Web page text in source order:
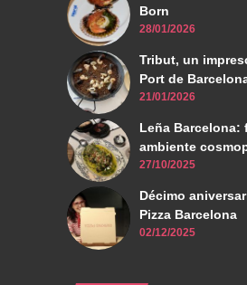
Born
28/01/2026
Tribut, un
Port de
21/01/2026
Leña Barcelona:
ambiente
27/10/2025
Décimo
Pizza Barcelona
02/12/2025